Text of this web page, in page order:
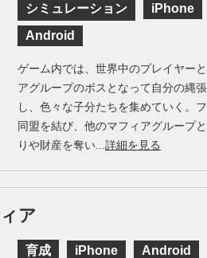
シミュレーション
iPhone
Android
ゲーム内では、世界中のプレイヤー
アグループのボスとなって自分の縄
し、色々な子分たちを集めていく。
同盟を結び、他のマフィアグループ
りや財産を奪い...詳細を見る
ア
育成 iPhone Android